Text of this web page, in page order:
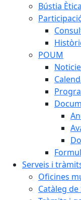
Bústia Ètica
POUM
Serveis i
Oficines
Catàleg de